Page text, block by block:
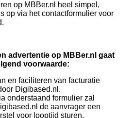
op MBBer.nl heel simpel,
op via het contactformulier voor
advertentie op MBBer.nl gaat
voorwaarde:
en faciliteren van facturatie
Digibased.nl.
onderstaand formulier zal
de aanvrager een
voor looptijd sturen.